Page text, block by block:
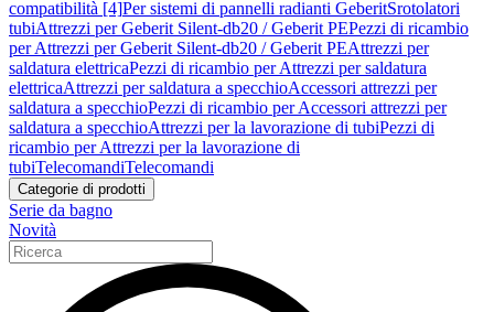
compatibilità [4]Per sistemi di pannelli radianti GeberitSrotolatori
tubiAttrezzi per Geberit Silent-db20 / Geberit PEPezzi di ricambio
per Attrezzi per Geberit Silent-db20 / Geberit PEAttrezzi per
saldatura elettricaPezzi di ricambio per Attrezzi per saldatura
elettricaAttrezzi per saldatura a specchioAccessori attrezzi per
saldatura a specchioPezzi di ricambio per Accessori attrezzi per
saldatura a specchioAttrezzi per la lavorazione di tubiPezzi di
ricambio per Attrezzi per la lavorazione di
tubiTelecomandiTelecomandi
Categorie di prodotti
Serie da bagno
Novità